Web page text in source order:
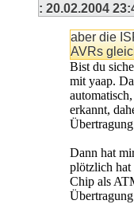
: 20.02.2004
aber die
AVRs
Bist du
mit yaap.
erkannt,
Dann hat
plötzlich hat
Chip als